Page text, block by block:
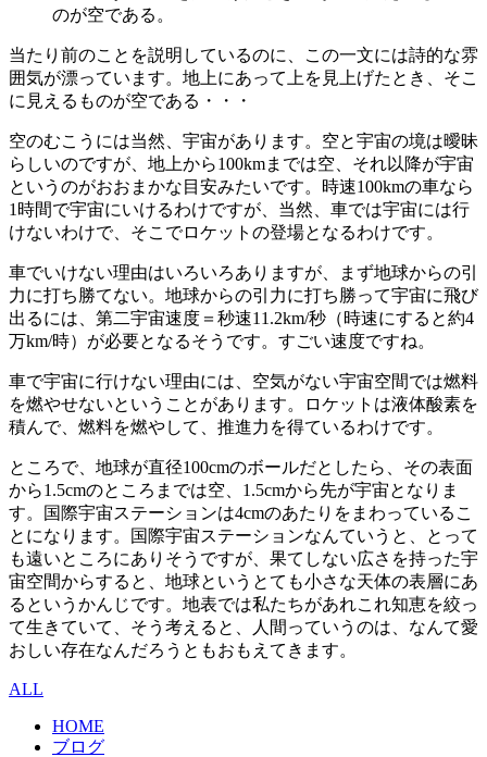
のが空である。
当たり前のことを説明しているのに、この一文には詩的な雰
囲気が漂っています。地上にあって上を見上げたとき、そこ
に見えるものが空である・・・
空のむこうには当然、宇宙があります。空と宇宙の境は曖昧
らしいのですが、地上から100kmまでは空、それ以降が宇宙
というのがおおまかな目安みたいです。時速100kmの車なら
1時間で宇宙にいけるわけですが、当然、車では宇宙には行
けないわけで、そこでロケットの登場となるわけです。
車でいけない理由はいろいろありますが、まず地球からの引
力に打ち勝てない。地球からの引力に打ち勝って宇宙に飛び
出るには、第二宇宙速度＝秒速11.2km/秒（時速にすると約4
万km/時）が必要となるそうです。すごい速度ですね。
車で宇宙に行けない理由には、空気がない宇宙空間では燃料
を燃やせないということがあります。ロケットは液体酸素を
積んで、燃料を燃やして、推進力を得ているわけです。
ところで、地球が直径100cmのボールだとしたら、その表面
から1.5cmのところまでは空、1.5cmから先が宇宙となりま
す。国際宇宙ステーションは4cmのあたりをまわっているこ
とになります。国際宇宙ステーションなんていうと、とって
も遠いところにありそうですが、果てしない広さを持った宇
宙空間からすると、地球というとても小さな天体の表層にあ
るというかんじです。地表では私たちがあれこれ知恵を絞っ
て生きていて、そう考えると、人間っていうのは、なんて愛
おしい存在なんだろうともおもえてきます。
ALL
HOME
ブログ